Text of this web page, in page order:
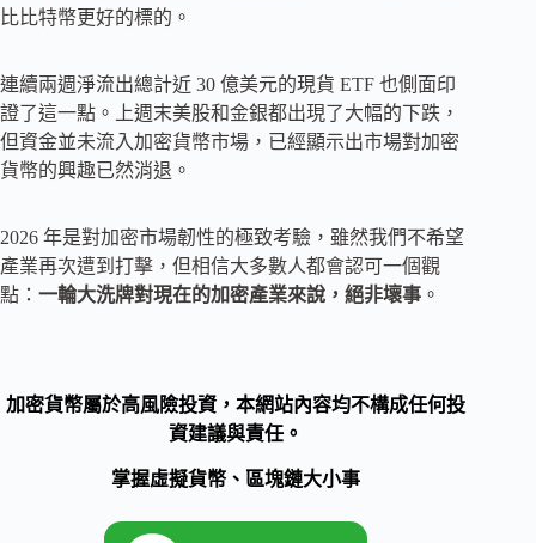
比比特幣更好的標的。
連續兩週淨流出總計近 30 億美元的現貨 ETF 也側面印
證了這一點。上週末美股和金銀都出現了大幅的下跌，
但資金並未流入加密貨幣市場，已經顯示出市場對加密
貨幣的興趣已然消退。
2026 年是對加密市場韌性的極致考驗，雖然我們不希望
產業再次遭到打擊，但相信大多數人都會認可一個觀
點： 一輪大洗牌對現在的加密產業來說，絕非壞事 。
加密貨幣屬於高風險投資，本網站內容均不構成任何投
資建議與責任。
掌握虛擬貨幣、區塊鏈大小事